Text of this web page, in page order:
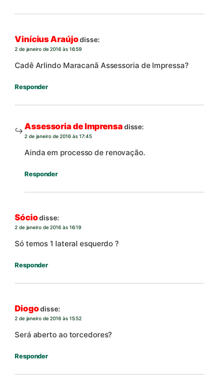
Vinícius Araújo disse:
2 de janeiro de 2016 às 16:59
Cadê Arlindo Maracanã Assessoria de Impressa?
Responder
Assessoria de Imprensadisse:
2 de janeiro de 2016 às 17:45
Ainda em processo de renovação.
Responder
Sócio disse:
2 de janeiro de 2016 às 16:19
Só temos 1 lateral esquerdo ?
Responder
Diogo disse:
2 de janeiro de 2016 às 15:52
Será aberto ao torcedores?
Responder